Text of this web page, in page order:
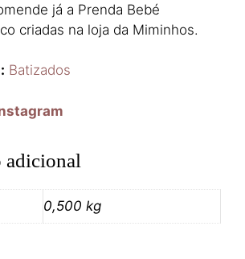
já a Prenda Bebé
criadas na loja da Miminhos.​
Batizados
adicional
0,500 kg